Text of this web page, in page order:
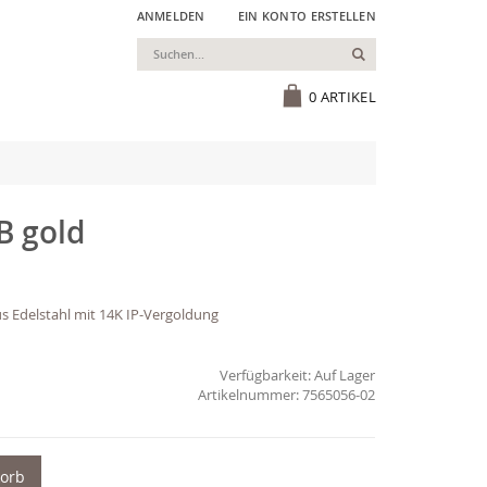
ANMELDEN EIN KONTO ERSTELLEN
0 ARTIKEL
Suchen
gold
Edelstahl mit 14K IP-Vergoldung
Verfügbarkeit:Auf Lager
7565056-02